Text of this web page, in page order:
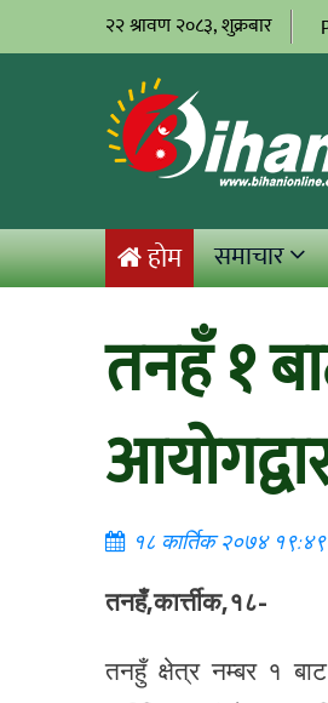
२२ श्रावण २०८३, शुक्रबार
होम समाचार
तनहँ १
१८ कार्तिक २०७४ १९:४९
तनहँ,कार्त्तीक,१८-
तनहुँ क्षेत्र नम्बर १